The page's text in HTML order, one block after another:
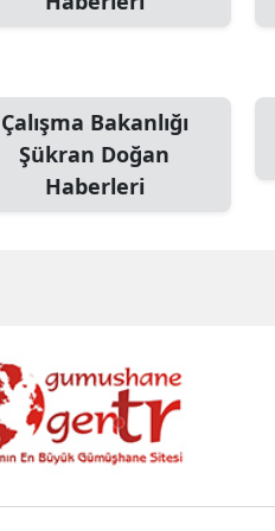
Çalışma Bakanlığı
Şükran Doğan
Haberleri